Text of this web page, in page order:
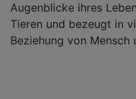
Augenblicke ihres
Tieren und bezeugt in
Beziehung von Mensch